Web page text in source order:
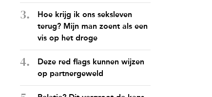
Hoe krijg ik ons seksleven
terug? Mijn man zoent als een
vis op het droge
Deze red flags kunnen wijzen
op partnergeweld